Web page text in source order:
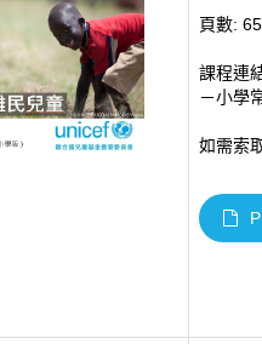
頁數: 65
課程連
－小學
如需索